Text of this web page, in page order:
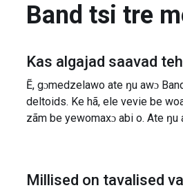
Band tsi tre
Kas algajad saavad
Ẽ, gɔmedzelawo ate ŋu awɔ
deltoids. Ke hã, ele vevie be
zãm be yewomaxɔ abi o. Ate
Millised on tavalised